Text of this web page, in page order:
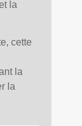
la
cette
la
la